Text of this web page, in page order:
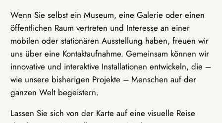
Wenn Sie selbst ein Museum, eine Galerie oder einen
öffentlichen Raum vertreten und Interesse an einer
mobilen oder stationären Ausstellung haben, freuen wir
uns über eine Kontaktaufnahme. Gemeinsam können wir
innovative und interaktive Installationen entwickeln, die –
wie unsere bisherigen Projekte – Menschen auf der
ganzen Welt begeistern.
Lassen Sie sich von der Karte auf eine visuelle Reise